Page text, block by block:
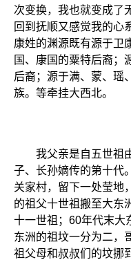
次变换，我也就变成了
回到抚顺又感觉我的心
康姓的渊源既有源于卫
国、康国的粟特后裔；
后裔；源于满、蒙、瑶
族。等牵挂大西北。
我父亲是自五世祖由
子、长孙嫡传的第十代
关家村，留下一处莹地
的祖父十世祖搬至大东
十一世祖；60年代末大
东洲的祖坟一分为二，
祖父母和叔叔们的坟挪